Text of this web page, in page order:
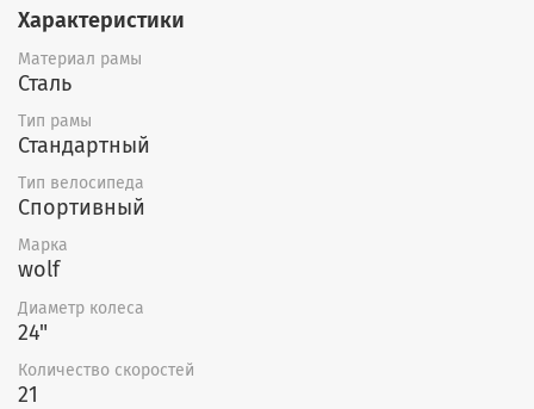
Характеристики
Материал рамы
Сталь
Тип рамы
Стандартный
Тип велосипеда
Спортивный
Марка
wolf
Диаметр колеса
24"
Количество скоростей
21